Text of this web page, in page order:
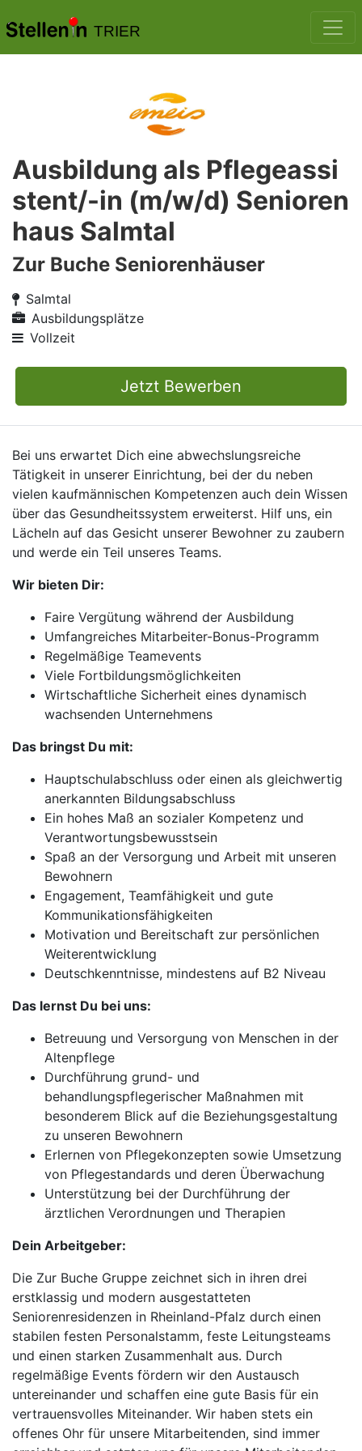
TRIER
Ausbildung als Pflegeassi
stent/-in (m/w/d) Senioren
haus Salmtal
Zur Buche Seniorenhäuser
Salmtal
Ausbildungsplätze
Vollzeit
Jetzt Bewerben
Bei uns erwartet Dich eine abwechslungsreiche
Tätigkeit in unserer Einrichtung, bei der du neben
vielen kaufmännischen Kompetenzen auch dein Wissen
über das Gesundheitssystem erweiterst. Hilf uns, ein
Lächeln auf das Gesicht unserer Bewohner zu zaubern
und werde ein Teil unseres Teams.
Wir bieten Dir:
Faire Vergütung während der Ausbildung
Umfangreiches Mitarbeiter-Bonus-Programm
Regelmäßige Teamevents
Viele Fortbildungsmöglichkeiten
Wirtschaftliche Sicherheit eines dynamisch
wachsenden Unternehmens
Das bringst Du mit:
Hauptschulabschluss oder einen als gleichwertig
anerkannten Bildungsabschluss
Ein hohes Maß an sozialer Kompetenz und
Verantwortungsbewusstsein
Spaß an der Versorgung und Arbeit mit unseren
Bewohnern
Engagement, Teamfähigkeit und gute
Kommunikationsfähigkeiten
Motivation und Bereitschaft zur persönlichen
Weiterentwicklung
Deutschkenntnisse, mindestens auf B2 Niveau
Das lernst Du bei uns:
Betreuung und Versorgung von Menschen in der
Altenpflege
Durchführung grund- und
behandlungspflegerischer Maßnahmen mit
besonderem Blick auf die Beziehungsgestaltung
zu unseren Bewohnern
Erlernen von Pflegekonzepten sowie Umsetzung
von Pflegestandards und deren Überwachung
Unterstützung bei der Durchführung der
ärztlichen Verordnungen und Therapien
Dein Arbeitgeber:
Die Zur Buche Gruppe zeichnet sich in ihren drei
erstklassig und modern ausgestatteten
Seniorenresidenzen in Rheinland-Pfalz durch einen
stabilen festen Personalstamm, feste Leitungsteams
und einen starken Zusammenhalt aus. Durch
regelmäßige Events fördern wir den Austausch
untereinander und schaffen eine gute Basis für ein
vertrauensvolles Miteinander. Wir haben stets ein
offenes Ohr für unsere Mitarbeitenden, sind immer